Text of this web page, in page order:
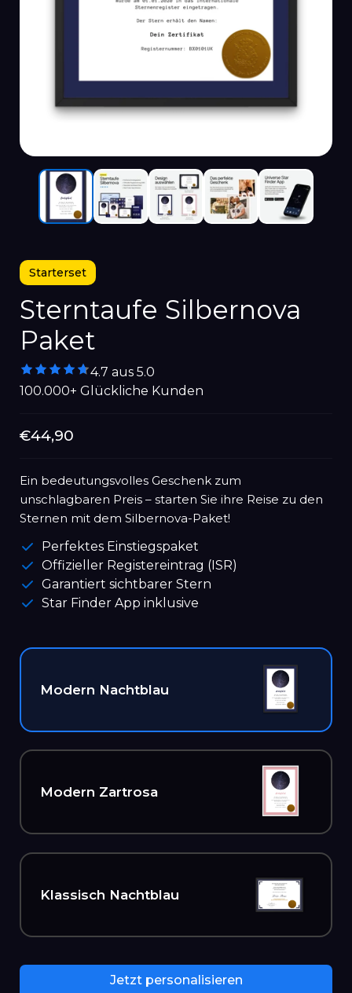
Starterset
Sterntaufe Silbernova
Paket
4.7 aus 5.0
100.000+ Glückliche Kunden
Normaler
€44,90
Ein bedeutungsvolles Geschenk zum
unschlagbaren Preis – starten Sie ihre Reise zu den
Sternen mit dem Silbernova-Paket!
Perfektes Einstiegspaket
Offizieller Registereintrag (ISR)
Garantiert sichtbarer Stern
Star Finder App inklusive
Modern Nachtblau
Modern Zartrosa
Klassisch Nachtblau
Jetzt personalisieren